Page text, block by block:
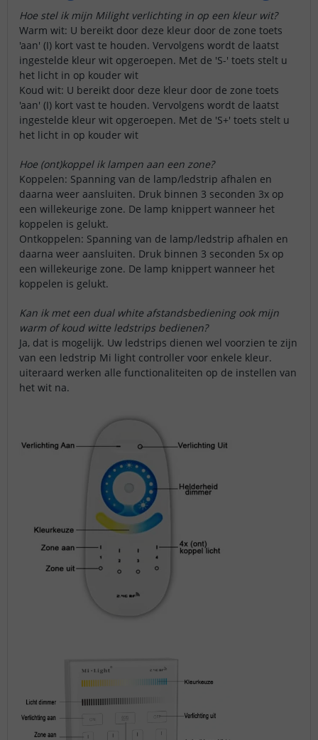
Hoe stel ik mijn Milight verlichting in op een kleur wit?
Warm wit: U bereikt door deze kleur door de zone toets
'aan' (I) kort vast te houden. Vervolgens wordt de laatst
ingestelde kleur wit opgeroepen. Met de 'S-' toets stelt u
het licht in op kouder wit
Koud wit: U bereikt door deze kleur door de zone toets
'aan' (I) kort vast te houden. Vervolgens wordt de laatst
ingestelde kleur wit opgeroepen. Met de 'S+' toets stelt u
het licht in op kouder wit
Hoe (ont)koppel ik lampen aan een zone?
Koppelen: Spanning van de lamp/ledstrip afhalen en
daarna weer aansluiten. Druk binnen 3 seconden 3x op
een willekeurige zone. De lamp knippert wanneer het
koppelen is gelukt.
Ontkoppelen: Spanning van de lamp/ledstrip afhalen en
daarna weer aansluiten. Druk binnen 3 seconden 5x op
een willekeurige zone. De lamp knippert wanneer het
koppelen is gelukt.
Kan ik met een dual white afstandsbediening ook mijn
warm of koud witte ledstrips bedienen?
Ja, dat is mogelijk. Uw ledstrips dienen wel voorzien te zijn
van een ledstrip Mi light controller voor enkele kleur.
uiteraard werken alle functionaliteiten op de instellen van
het wit na.